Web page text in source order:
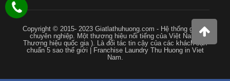
Copyright © 2015- 2023 Giatlathuhuong.com - Hệ thống giặt là
chuyên nghiệp. Một thương hiệu nổi tiếng của Việt Nam (
Thương hiệu quốc gia ). Là đối tác tin cậy của các khách sạn
chuẩn 5 sao thế giới | Franchise Laundry Thu Huong in Viet
Nam.